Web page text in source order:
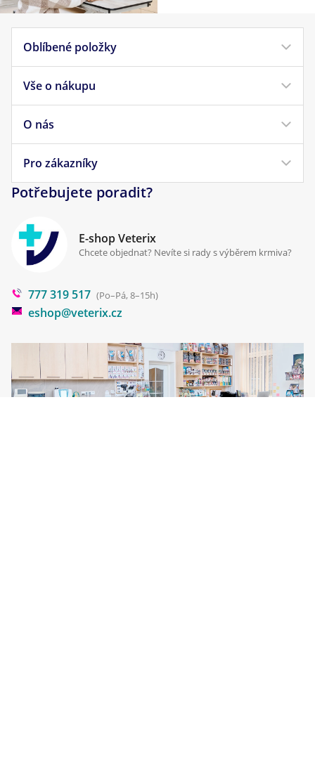
Oblíbené položky
Krmivo pro psy
Krmivo pro kočky
Veterinární diety
Pamlsky pro psy
Vše o nákupu
Doprava a platba
Obchodní podmínky
Reklamace a vrácení
Cookies a podmínky používání
O nás
Náš příběh
Pro zákazníky
Klinika Prostějov
Poradna
Blog
Potřebujete poradit?
E-shop Veterix
Chcete objednat? Nevíte si rady s výběrem krmiva?
777 319 517 (Po–Pá, 8–15h)
eshop@veterix.cz